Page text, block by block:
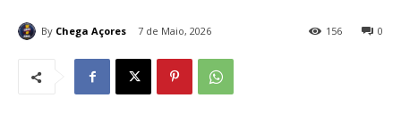
By Chega Açores 7 de Maio, 2026 0
156